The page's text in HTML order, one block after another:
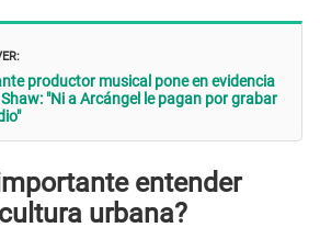
productor musical pone en evidencia
"Ni a Arcángel le pagan por grabar
entender
urbana?